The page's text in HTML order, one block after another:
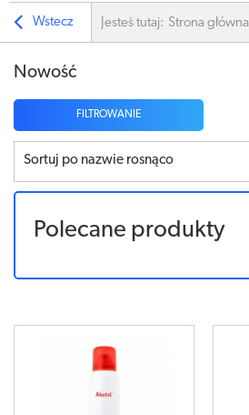
Wstecz Jesteś tutaj: Strona główna
Nowość
FILTROWANIE
Sortuj po nazwie rosnąco
Polecane produkty